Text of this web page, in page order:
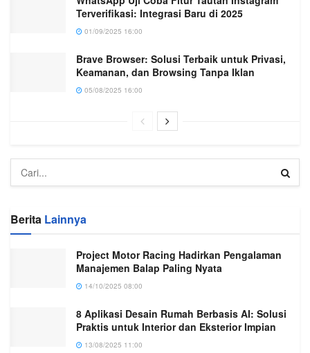
Terverifikasi: Integrasi Baru di 2025
01/09/2025 16:00
Brave Browser: Solusi Terbaik untuk Privasi,
Keamanan, dan Browsing Tanpa Iklan
05/08/2025 16:00
Berita Lainnya
Project Motor Racing Hadirkan Pengalaman
Manajemen Balap Paling Nyata
14/10/2025 08:00
8 Aplikasi Desain Rumah Berbasis AI: Solusi
Praktis untuk Interior dan Eksterior Impian
13/08/2025 11:00